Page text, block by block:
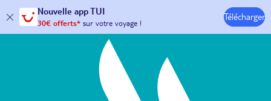
Nouvelle app TUI
30€ offerts*sur votre voyage ! Télécharger
Hôtels & Clubs